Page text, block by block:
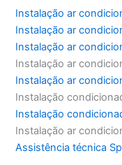
Instalação ar
Instalação ar
Instalação ar
Instalação ar
Instalação ar
Instalação
Instalação
Instalação ar
Assistência técnica